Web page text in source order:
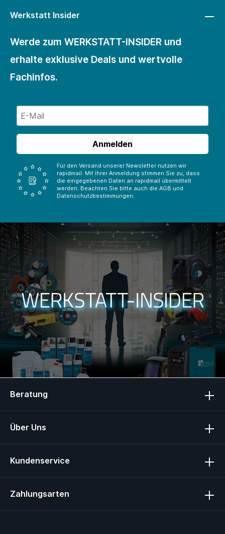
Werkstatt Insider
Werde zum WERKSTATT-INSIDER und
erhalte exklusive Deals und wertvolle
Fachinfos.
Anmelden
Für den Versand unserer Newsletter nutzen wir
rapidmail. Mit Ihrer Anmeldung stimmen Sie zu, dass
die eingegebenen Daten an rapidmail übermittelt
werden. Beachten Sie bitte auch die AGB und
Datenschutzbestimmungen.
Beratung
Über Uns
Kundenservice
Zahlungsarten